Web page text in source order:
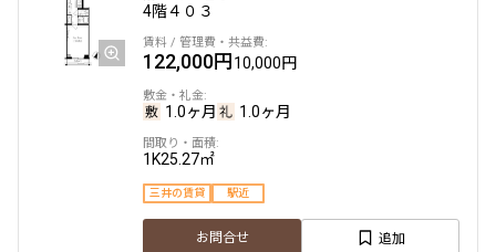
4階４０３
122,000円10,000円
1.0ヶ月 1.0ヶ月
1K25.27㎡
三井の賃貸 駅近
お問合せ 追加